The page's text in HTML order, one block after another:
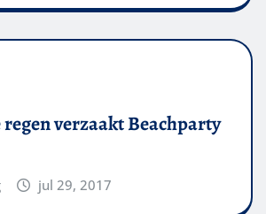
verzaakt Beachparty
jul 29, 2017